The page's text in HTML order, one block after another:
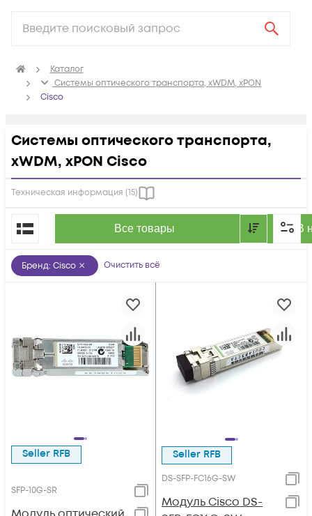
Каталог
Системы оптического транспорта, xWDM, xPON
Cisco
Системы оптического транспорта,
xWDM, xPON Cisco
Техническая информация (15)
Все товары В
По популярности
Бренд: Cisco Очистить всё
Seller RFB
SFP-10G-SR
Seller RFB
DS-SFP-FC16G-SW
Модуль Cisco DS-